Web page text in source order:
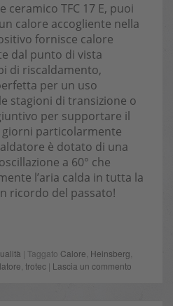
TFC 17 E, puoi
calore accogliente nella
fornisce calore
dal punto di vista
di riscaldamento,
per un uso
stagioni di transizione o
per supportare il
particolarmente
è dotato di una
a 60° che
l’aria calda in tutta la
ricordo del passato!
| Taggato Calore Heinsberg
trotec| Lascia un commento